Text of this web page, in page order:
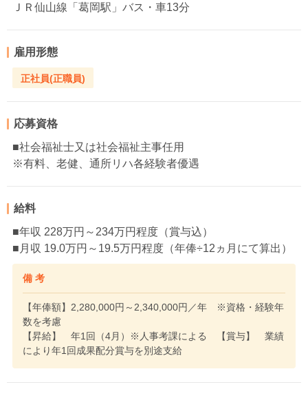
ＪＲ仙山線「葛岡駅」バス・車13分
雇用形態
正社員(正職員)
応募資格
■社会福祉士又は社会福祉主事任用
※有料、老健、通所リハ各経験者優遇
給料
■年収 228万円～234万円程度（賞与込）
■月収 19.0万円～19.5万円程度（年俸÷12ヵ月にて算出）
備 考
【年俸額】2,280,000円～2,340,000円／年 ※資格・経験年
数を考慮
【昇給】 年1回（4月）※人事考課による 【賞与】 業績
により年1回成果配分賞与を別途支給